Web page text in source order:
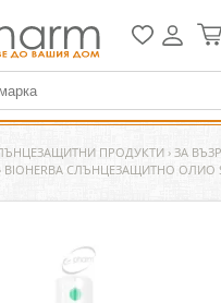
ПРОДУКТИ› ЗА
BIOHERBA СЛЪНЦЕЗАЩИТНО ОЛИО